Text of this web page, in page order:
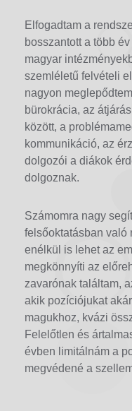
Elfogadtam a
bosszantott a több
magyar
szemléletű felvételi
nagyon
bürokrácia, az
között, a
kommunikáció, az
dolgozói a diákok
dolgoznak.
Számomra nagy
felsőoktatásban való
enélkül is lehet az
megkönnyíti az
zavarónak találtam,
akik pozíciójukat
magukhoz, kvázi
Felelőtlen és
évben limitálnám a
megvédené a